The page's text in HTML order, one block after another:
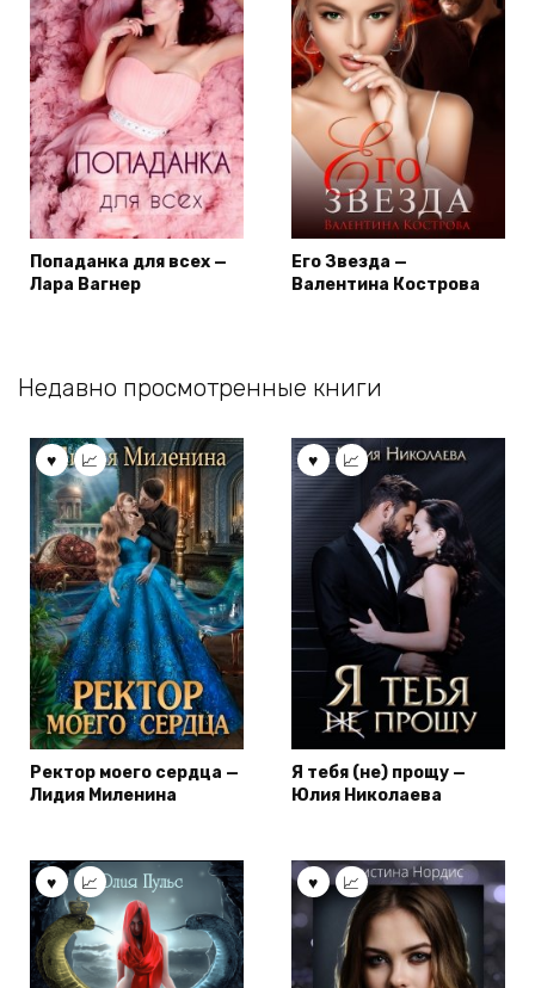
Попаданка для всех —
Лара Вагнер
Его Звезда —
Валентина Кострова
Недавно просмотренные книги
Ректор моего сердца —
Лидия Миленина
Я тебя (не) прощу —
Юлия Николаева